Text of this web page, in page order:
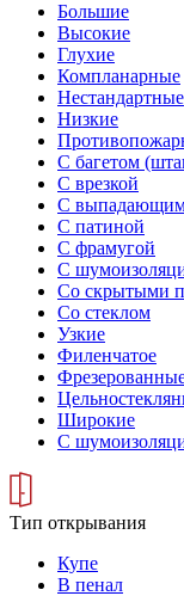
Большие
Высокие
Глухие
Компланарные
Нестандартные
Низкие
С багетом
С врезкой
С
С патиной
С фрамугой
С
Со скрытыми
Со стеклом
Узкие
Филенчатое
Широкие
С
Тип открывания
Купе
В пенал